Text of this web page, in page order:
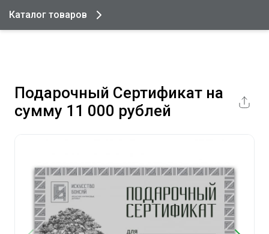
Каталог товаров
Подарочный Сертификат на
сумму 11 000 рублей